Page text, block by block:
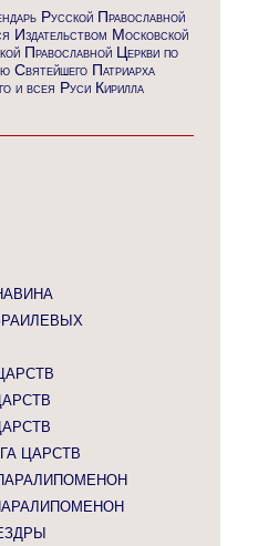
Русской Православной
Издательством Московской
Православной Церкви по
Святейшего Патриарха
и всея Руси Кирилла
ЦАРСТВ